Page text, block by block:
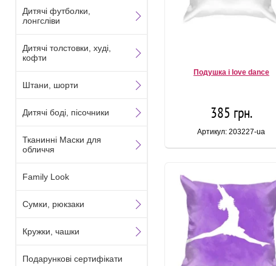
Подушка i love dance
385 грн.
Артикул: 203227-ua
Дитячі футболки,
лонгсліви
Дитячі толстовки, худі,
кофти
Штани, шорти
Дитячі боді, пісочники
Тканинні Маски для
обличчя
Family Look
Сумки, рюкзаки
Кружки, чашки
Подарункові сертифікати